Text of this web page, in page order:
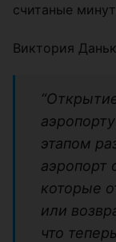
считаные
Виктория
этапом
аэропорт
которые
или
что